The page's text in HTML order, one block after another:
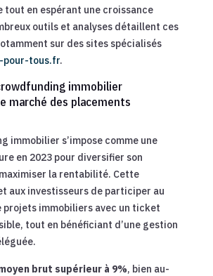
tout en espérant une croissance
outils et analyses détaillent ces
sur des sites spécialisés
pour-tous.fr.
immobilier
marché des placements
immobilier s’impose comme une
en 2023 pour diversifier son
la rentabilité. Cette
aux investisseurs de participer au
projets immobiliers avec un ticket
tout en bénéficiant d’une gestion
brut supérieur à 9%, bien au-